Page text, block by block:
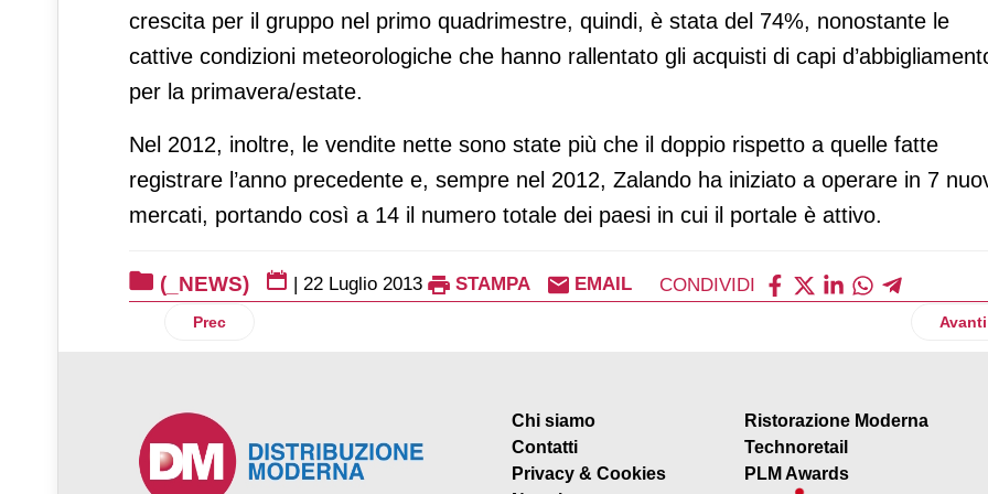
crescita per il gruppo nel primo quadrimestre, quindi, è stata del 74%, nonostante le
cattive condizioni meteorologiche che hanno rallentato gli acquisti di capi
per la primavera/estate.
Nel 2012, inoltre, le vendite nette sono state più che il doppio rispetto a quelle fatte
registrare l’anno precedente e, sempre nel 2012, Zalando ha iniziato a operare in 7
mercati, portando così a 14 il numero totale dei paesi in cui il portale è attivo.
(_NEWS) | 22 Luglio 2013 STAMPA EMAIL CONDIVIDI
Articolo precedente: Conad pronta allo sbarco negli Usa grazie a un accordo con Sears
Prec Avanti
Chi siamo
Contatti
Privacy & Cookies
Ristorazione Moderna
Technoretail
PLM Awards